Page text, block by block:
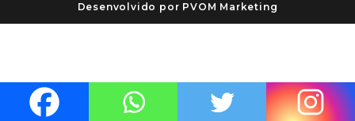
Desenvolvido por PVOM Marketing